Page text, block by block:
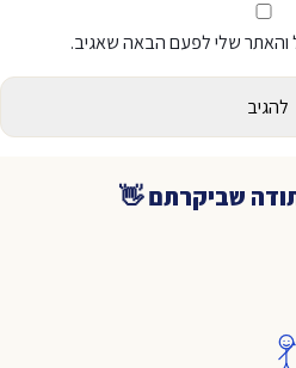
שלי לפעם הבאה שאגיב.
שביקרתם 👋